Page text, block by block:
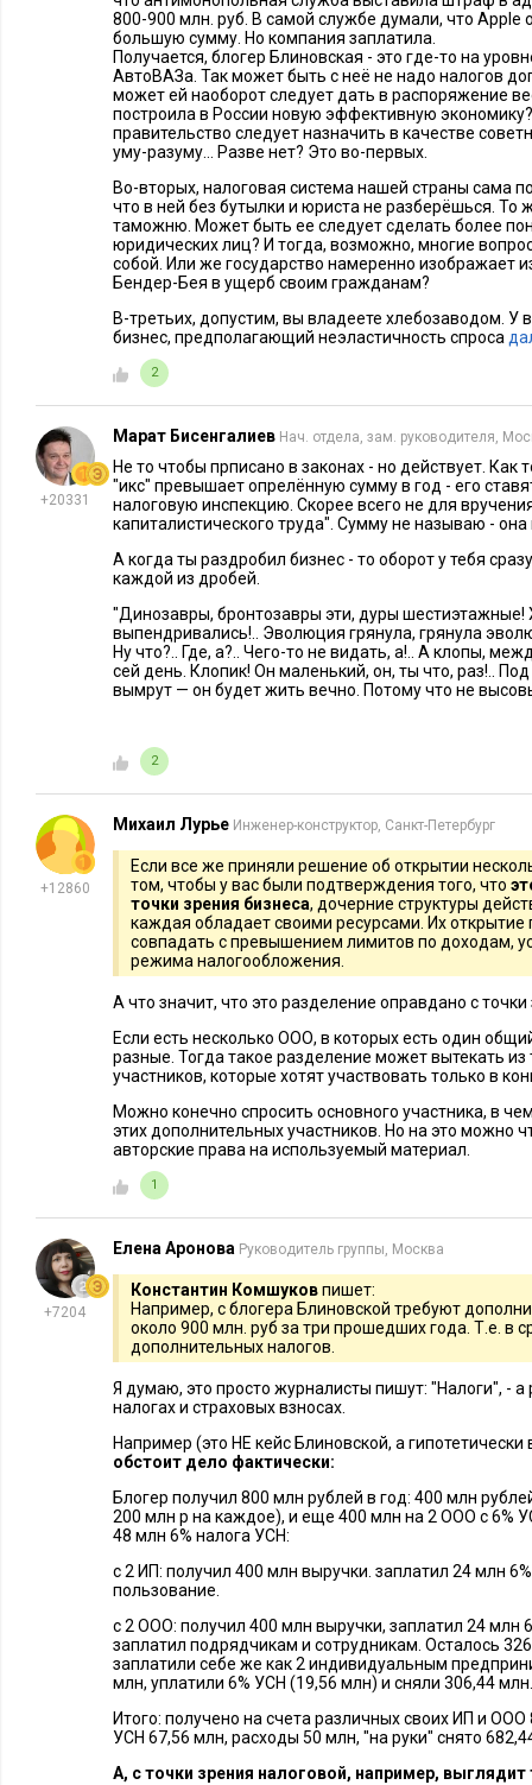
800-900 млн. руб. В самой службе думали, что Apple
большую сумму. Но компания заплатила.
Получается, блогер Блиновская - это где-то на
АвтоВАЗа. Так может быть с неё не надо налогов
может ей наоборот следует дать в распоряжение
построила в России новую эффективную
правительство следует назначить в качестве
уму-разуму... Разве нет? Это во-первых.
Во-вторых, налоговая система нашей страны сама
что в ней без бутылки и юриста не разберёшься. То
таможню. Может быть ее следует сделать более
юридических лиц? И тогда, возможно, многие
собой. Или же государство намеренно изображает
Бендер-Бея в ущерб своим гражданам?
В-третьих, допустим, вы владеете хлебозаводом. У
бизнес, предполагающий неэластичность спроса
2
+20331
Марат Бисенгалиев Нач. отдела, зам. руководителя,
Не то чтобы прписано в законах - но действует. Как
"икс" превышает опрелённую сумму в год - его
налоговую инспекцию. Скорее всего не для
капиталистического труда". Сумму не называю - она
А когда ты раздробил бизнес - то оборот у тебя
каждой из дробей.
"Динозавры, бронтозавры эти, дуры шестиэтаж­ные!
выпендривались!.. Эволюция грянула, грянула
Ну что?.. Где, а?.. Чего-то не видать, а!.. А клопы,
сей день. Клопик! Он маленький, он, ты что, раз!..
вымрут — он бу­дет жить вечно. Потому что не
2
+12860
Михаил Лурье Инженер-конструктор, Санкт-Петербург
Если все же приняли решение об открытии
том, чтобы у вас были подтверждения того, что
точки зрения бизнеса, дочерние структуры
каждая обладает своими ресурсами. Их
совпадать с превышением лимитов по доходам,
режима налогообложения.
А что значит, что это разделение оправдано с
Если есть несколько ООО, в которых есть один
разные. Тогда такое разделение может вытекать из
участников, которые хотят участвовать только в
Можно конечно спросить основного участника, в
этих дополнительных участников. Но на это можно
авторские права на используемый материал.
1
+7204
Елена Аронова Руководитель группы, Москва
Константин Комшуковпишет:
Например, с блогера Блиновской требуют
около 900 млн. руб за три прошедших года. Т.е. в
дополнительных налогов.
Я думаю, это просто журналисты пишут: "Налоги", -
налогах и страховых взносах.
Например (это НЕ кейс Блиновской, а
обстоит дело фактически:
Блогер получил 800 млн рублей в год: 400 млн
200 млн р на каждое), и еще 400 млн на 2 ООО с 6%
48 млн 6% налога УСН:
с 2 ИП: получил 400 млн выручки. заплатил 24 млн
пользование.
с 2 ООО: получил 400 млн выручки, заплатил 24 млн
заплатил подрядчикам и сотрудникам. Осталось
заплатили себе же как 2 индивидуальным
млн, уплатили 6% УСН (19,56 млн) и сняли 306,44 млн.
Итого: получено на счета различных своих ИП и ООО
УСН 67,56 млн, расходы 50 млн, "на руки" снято
А, с точки зрения налоговой, например, выглядит